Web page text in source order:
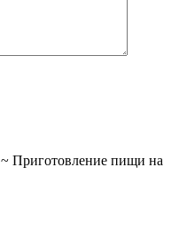
~ Приготовление пищи на